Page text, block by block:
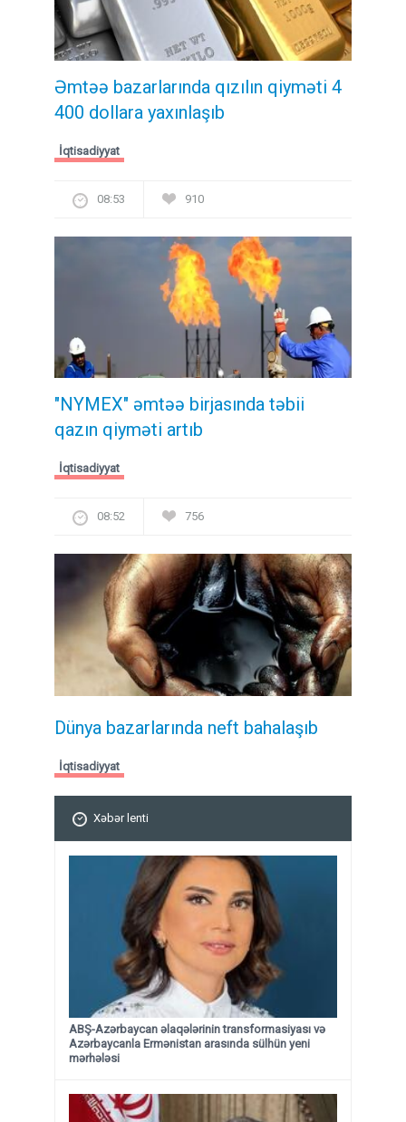
Əmtəə bazarlarında qızılın qiyməti 4
400 dollara yaxınlaşıb
İqtisadiyyat
08:53 910
"NYMEX" əmtəə birjasında təbii
qazın qiyməti artıb
İqtisadiyyat
08:52 756
Dünya bazarlarında neft bahalaşıb
İqtisadiyyat
Xəbər lenti
ABŞ-Azərbaycan əlaqələrinin transformasiyası və
Azərbaycanla Ermənistan arasında sülhün yeni
mərhələsi